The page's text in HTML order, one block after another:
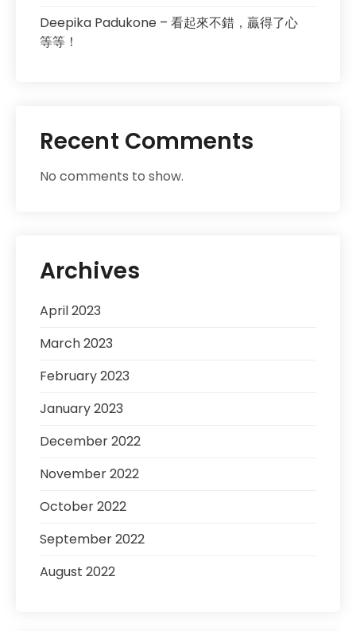
Deepika Padukone – 看起來不錯，贏得了心
等等！
Recent Comments
No comments to show.
Archives
April 2023
March 2023
February 2023
January 2023
December 2022
November 2022
October 2022
September 2022
August 2022